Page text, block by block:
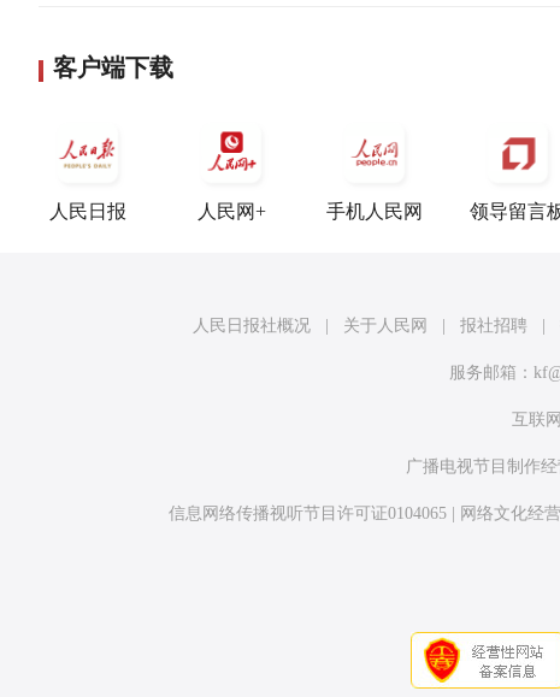
客户端下载
人民日报 人民网+ 手机人民网 领导留言
人民日报社概况 | 关于人民网 | 报社招聘 |
服务邮箱：
互联
广播电视节目制作
信息网络传播视听节目许可证0104065| 网络文化经